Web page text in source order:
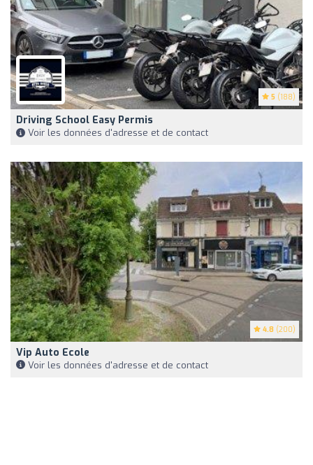
5 (188)
Driving School Easy Permis
Voir les données d'adresse et de contact
4.8 (200)
Vip Auto Ecole
Voir les données d'adresse et de contact